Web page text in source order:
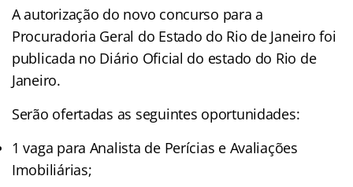
A autorização do novo concurso para a
Procuradoria Geral do Estado do Rio de Janeiro foi
publicada no Diário Oficial do estado do Rio de
Janeiro.
Serão ofertadas as seguintes oportunidades:
1 vaga para Analista de Perícias e Avaliações
Imobiliárias;